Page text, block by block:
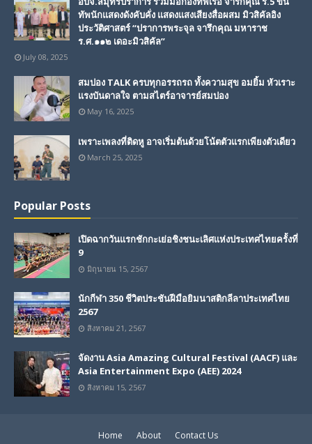
ทัพนักแสดงดังคับคั่ง แสดงแสงเสียงสื่อผสม มิวสิคัลอิง
ประวัติศาสตร์ “ปราการพระจุล จารึกคุณ มหาราช
ร.ศ.๑๑๒ เดอะมิวสิคัล”
July 08, 2025
สมปอง TALK ครบทุกอรรถรถ ทั้งความสุข อมยิ้ม หัวเราะ
แรงบันดาลใจ ตามสไตร์อาจารย์สมปอง
May 16, 2025
เพราะเพลงที่ติดหู อาจเริ่มต้นด้วยโน้ตตัวแรกเพียงตัวเดียว
March 25, 2025
Popular Posts
เปิดฉากวันแรกชักกะเย่อชิงชนะเลิศแห่งประเทศไทยครั้งที่
9
มิถุนายน 15, 2567
นักกีฬา 350 ชีวิตประชันฝีมือยิมนาสติกลีลาประเทศไทย
2567
สิงหาคม 21, 2567
จัดงาน Asia Amazing Cultural Festival (AACF) และ
Asia Entertainment Expo (AEE) 2024
สิงหาคม 15, 2567
Home About Contact Us